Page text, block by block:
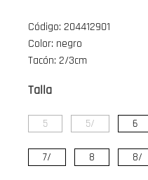
Código: 204412901
Color: negro
Tacón: 2/3cm
Talla
5 5/ 6
7/ 8 8/